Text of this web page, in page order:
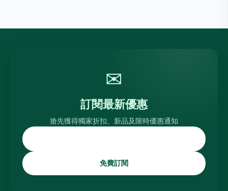
✉
訂閱最新優惠
搶先獲得獨家折扣、新品及限時優惠通知
免費訂閱